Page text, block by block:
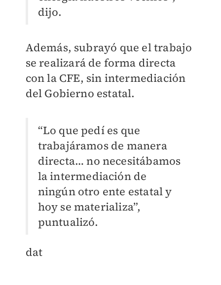
dijo.
Además, subrayó que el trabajo
se realizará de forma directa
con la CFE, sin intermediación
del Gobierno estatal.
“Lo que pedí es que
trabajáramos de manera
directa… no necesitábamos
la intermediación de
ningún otro ente estatal y
hoy se materializa”,
puntualizó.
dat